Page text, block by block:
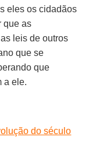
eles os cidadãos
que as
leis de outros
que se
que
a ele.
do século